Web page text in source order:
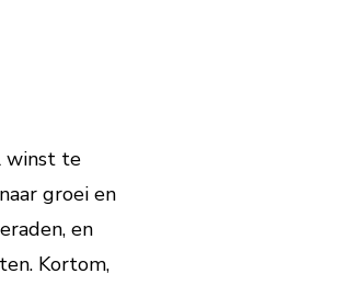
winst te
groei en
en
Kortom,